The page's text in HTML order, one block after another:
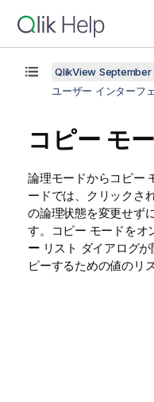
QlikView
ユーザー インターフ
コピー モ
論理モードからコピー
ードでは、クリックさ
の論理状態を変更せず
す。コピー モードをオ
ーリスト ダイアログが
ピーするための値のリ